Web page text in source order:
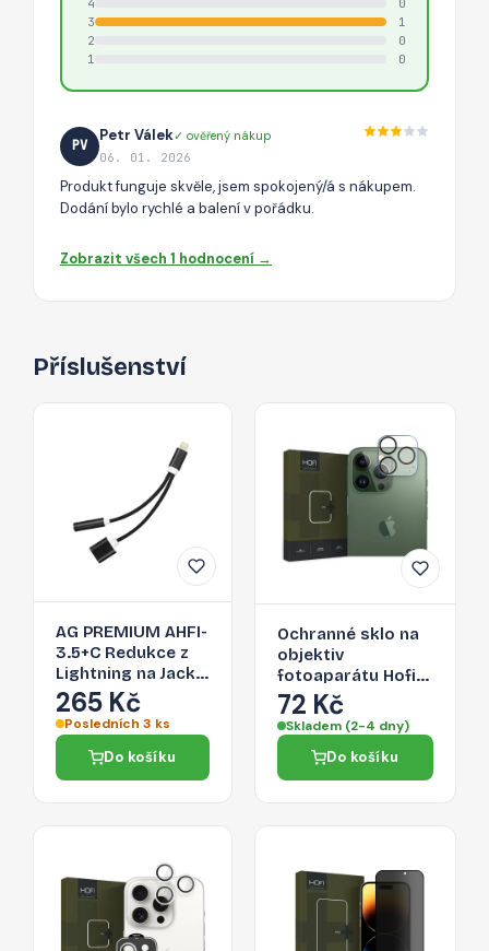
4
0
3
1
2
0
1
0
PV
Petr Válek✓ ověřený nákup
06. 01. 2026
Produkt funguje skvěle, jsem spokojený/á s nákupem.
Dodání bylo rychlé a balení v pořádku.
Zobrazit všech 1 hodnocení →
Příslušenství
AG PREMIUM AHFI-
3.5+C Redukce z
Lightning na Jack
3,5/Lightning,
černá
265 Kč
Posledních 3 ks
Do košíku
Ochranné sklo na
objektiv
fotoaparátu Hofi
Cam Pro+ Apple
iPhone 15 Pro/15
Pro Max - čiré
72 Kč
Skladem (2-4 dny)
Do košíku